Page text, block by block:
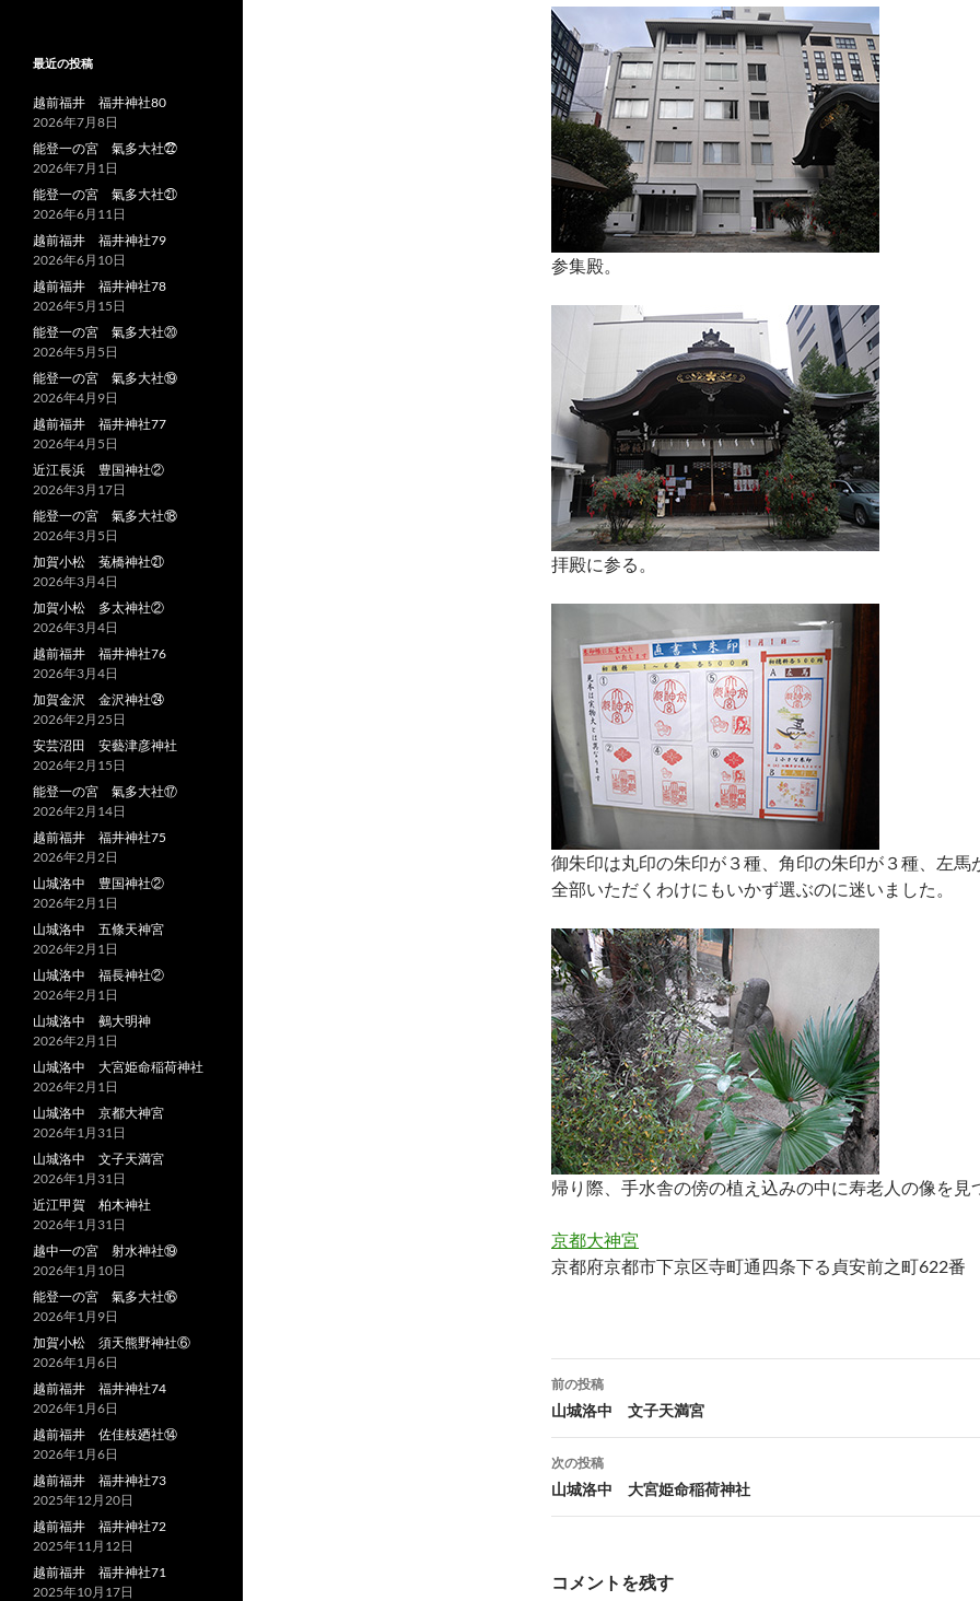
参集殿。
拝殿に参る。
御朱印は丸印の朱印が３種、角印の朱印が３種、左馬
全部いただくわけにもいかず選ぶのに迷いました。
帰り際、手水舎の傍の植え込みの中に寿老人の像を見
京都大神宮
京都府京都市下京区寺町通四条下る貞安前之町622番
投
稿
ナ
ビ
ゲ
前の投稿
山城洛中 文子天満宮
次の投稿
山城洛中 大宮姫命稲荷神社
コメントを残す
最近の投稿
越前福井 福井神社80
2026年7月8日
能登一の宮 氣多大社㉒
2026年7月1日
能登一の宮 氣多大社㉑
2026年6月11日
越前福井 福井神社79
2026年6月10日
越前福井 福井神社78
2026年5月15日
能登一の宮 氣多大社⑳
2026年5月5日
能登一の宮 氣多大社⑲
2026年4月9日
越前福井 福井神社77
2026年4月5日
近江長浜 豊国神社②
2026年3月17日
能登一の宮 氣多大社⑱
2026年3月5日
加賀小松 菟橋神社㉑
2026年3月4日
加賀小松 多太神社②
2026年3月4日
越前福井 福井神社76
2026年3月4日
加賀金沢 金沢神社㉔
2026年2月25日
安芸沼田 安藝津彦神社
2026年2月15日
能登一の宮 氣多大社⑰
2026年2月14日
越前福井 福井神社75
2026年2月2日
山城洛中 豊国神社②
2026年2月1日
山城洛中 五條天神宮
2026年2月1日
山城洛中 福長神社②
2026年2月1日
山城洛中 鵺大明神
2026年2月1日
山城洛中 大宮姫命稲荷神社
2026年2月1日
山城洛中 京都大神宮
2026年1月31日
山城洛中 文子天満宮
2026年1月31日
近江甲賀 柏木神社
2026年1月31日
越中一の宮 射水神社⑲
2026年1月10日
能登一の宮 氣多大社⑯
2026年1月9日
加賀小松 須天熊野神社⑥
2026年1月6日
越前福井 福井神社74
2026年1月6日
越前福井 佐佳枝廼社⑭
2026年1月6日
越前福井 福井神社73
2025年12月20日
越前福井 福井神社72
2025年11月12日
越前福井 福井神社71
2025年10月17日